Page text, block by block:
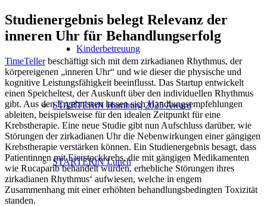
Kinderbetreuung
STARTERiN Hamburg 2025 Award
STARTERiN Lunch
Studienergebnis belegt Relevanz der
inneren Uhr für Behandlungserfolg
TimeTellerbeschäftigt sich mit dem zirkadianen Rhythmus, der
körpereigenen „inneren Uhr“ und wie dieser die physische und
kognitive Leistungsfähigkeit beeinflusst. Das Startup entwickelt
einen Speicheltest, der Auskunft über den individuellen Rhythmus
gibt. Aus den Ergebnissen lassen sich Handlungsempfehlungen
ableiten, beispielsweise für den idealen Zeitpunkt für eine
Krebstherapie. Eine neue Studie gibt nun Aufschluss darüber, wie
Störungen der zirkadianen Uhr die Nebenwirkungen einer gängigen
Krebstherapie verstärken können. Ein Studienergebnis besagt, dass
Patientinnen mit Eierstockkrebs, die mit gängigen Medikamenten
wie Rucaparib behandelt wurden, erhebliche Störungen ihres
zirkadianen Rhythmus‘ aufwiesen, welche in engem
Zusammenhang mit einer erhöhten behandlungsbedingten Toxizität
standen.